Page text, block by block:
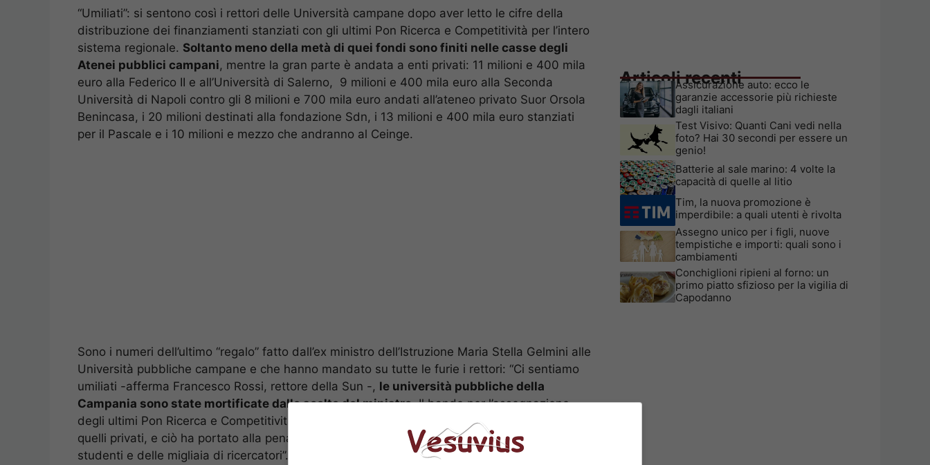
“Umiliati”: si sentono così i rettori delle Università campane dopo aver letto le cifre della
distribuzione dei finanziamenti stanziati con gli ultimi Pon Ricerca e Competitività per l’intero
sistema regionale. Soltanto meno della metà di quei fondi sono finiti nelle casse degli
Atenei pubblici campani, mentre la gran parte è andata a enti privati: 11 milioni e 400 mila
euro alla Federico II e all’Università di Salerno, 9 milioni e 400 mila euro alla Seconda
Università di Napoli contro gli 8 milioni e 700 mila euro andati all’ateneo privato Suor Orsola
Benincasa, i 20 milioni destinati alla fondazione Sdn, i 13 milioni e 400 mila euro stanziati
per il Pascale e i 10 milioni e mezzo che andranno al Ceinge.
Sono i numeri dell’ultimo “regalo” fatto dall’ex ministro dell’Istruzione Maria Stella Gelmini alle
Università pubbliche campane e che hanno mandato su tutte le furie i rettori: “Ci sentiamo
umiliati -afferma Francesco Rossi, rettore della Sun -, le università pubbliche della
Campania sono state mortificate dalle scelte del ministro. Il bando per l’assegnazione
degli ultimi Pon Ricerca e Competitività è stato allargato agli altri enti di ricerca, compresi
quelli privati, e ciò ha portato alla penalizzazione delle università pubbliche, dei loro 200mila
studenti e delle migliaia di ricercatori”. Dei 185 milioni assegnati dai Pon, una gran parte è
Articoli recenti
Assicurazione auto: ecco le
garanzie accessorie più richieste
dagli italiani
Test Visivo: Quanti Cani vedi nella
foto? Hai 30 secondi per essere un
genio!
Batterie al sale marino: 4 volte la
capacità di quelle al litio
Tim, la nuova promozione è
imperdibile: a quali utenti è rivolta
Assegno unico per i figli, nuove
tempistiche e importi: quali sono i
cambiamenti
Conchiglioni ripieni al forno: un
primo piatto sfizioso per la vigilia di
Capodanno